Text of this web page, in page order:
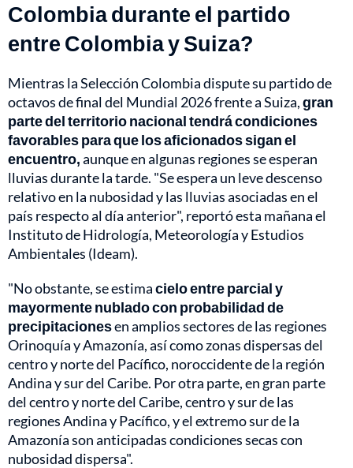
Colombia durante el partido
entre Colombia y Suiza?
Mientras la Selección Colombia dispute su partido de
octavos de final del Mundial 2026 frente a Suiza,gran
parte del territorio nacional tendrá condiciones
favorables para que los aficionados sigan el
encuentro,aunque en algunas regiones se esperan
lluvias durante la tarde. "Se espera un leve descenso
relativo en la nubosidad y las lluvias asociadas en el
país respecto al día anterior", reportó esta mañana el
Instituto de Hidrología, Meteorología y Estudios
Ambientales (Ideam).
"No obstante, se estimacielo entre parcial y
mayormente nublado con probabilidad de
precipitacionesen amplios sectores de las regiones
Orinoquía y Amazonía, así como zonas dispersas del
centro y norte del Pacífico, noroccidente de la región
Andina y sur del Caribe. Por otra parte, en gran parte
del centro y norte del Caribe, centro y sur de las
regiones Andina y Pacífico, y el extremo sur de la
Amazonía son anticipadas condiciones secas con
nubosidad dispersa".